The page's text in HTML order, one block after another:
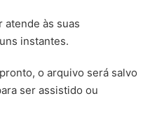
atende às suas
instantes.
o arquivo será salvo
ser assistido ou